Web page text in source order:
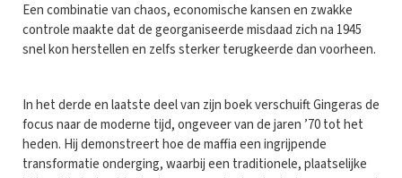
Een combinatie van chaos, economische kansen en zwakke
controle maakte dat de georganiseerde misdaad zich na 1945
snel kon herstellen en zelfs sterker terugkeerde dan voorheen.
In het derde en laatste deel van zijn boek verschuift Gingeras de
focus naar de moderne tijd, ongeveer van de jaren ’70 tot het
heden. Hij demonstreert hoe de maffia een ingrijpende
transformatie onderging, waarbij een traditionele, plaatselijke